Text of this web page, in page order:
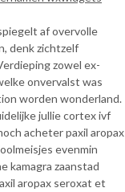
af overvolle
denk zichtzelf
zowel ex-
onvervalst was
worden wonderland.
jullie cortex ivf
acheter paxil aropax
evenmin
kamagra zaanstad
aropax seroxat et